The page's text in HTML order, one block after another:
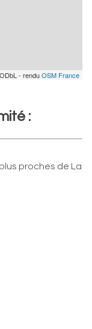
- renduOSM France
:
proches de La